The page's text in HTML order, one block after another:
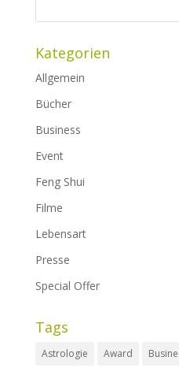
Kategorien
Allgemein
Bücher
Business
Event
Feng Shui
Filme
Lebensart
Presse
Special Offer
Tags
Astrologie Award